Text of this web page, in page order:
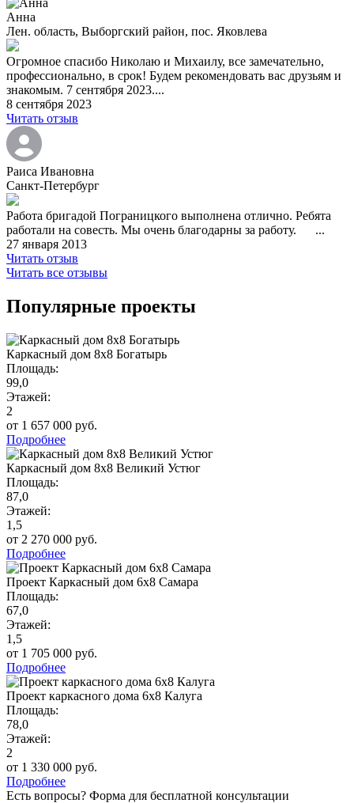
Анна
Лен. область, Выборгский район, пос. Яковлева
Огромное спасибо Николаю и Михаилу, все замечательно,
профессионально, в срок! Будем рекомендовать вас друзьям и
знакомым. 7 сентября 2023....
8 сентября 2023
Читать отзыв
Раиса Ивановна
Санкт-Петербург
Работа бригадой Пограницкого выполнена отлично. Ребята
работали на совесть. Мы очень благодарны за работу. ...
27 января 2013
Читать отзыв
Читать все отзывы
Популярные проекты
Каркасный дом 8х8 Богатырь
Площадь:
99,0
Этажей:
2
от 1 657 000 руб.
Подробнее
Каркасный дом 8х8 Великий Устюг
Площадь:
87,0
Этажей:
1,5
от 2 270 000 руб.
Подробнее
Проект Каркасный дом 6х8 Самара
Площадь:
67,0
Этажей:
1,5
от 1 705 000 руб.
Подробнее
Проект каркасного дома 6х8 Калуга
Площадь:
78,0
Этажей:
2
от 1 330 000 руб.
Подробнее
Есть вопросы? Форма для бесплатной консультации